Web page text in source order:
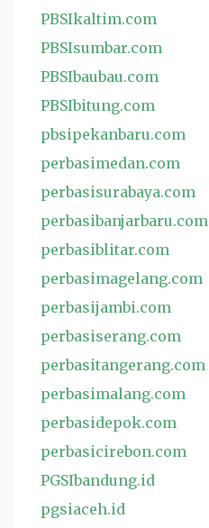
PBSIkaltim.com
PBSIsumbar.com
PBSIbaubau.com
PBSIbitung.com
pbsipekanbaru.com
perbasimedan.com
perbasisurabaya.com
perbasibanjarbaru.com
perbasiblitar.com
perbasimagelang.com
perbasijambi.com
perbasiserang.com
perbasitangerang.com
perbasimalang.com
perbasidepok.com
perbasicirebon.com
PGSIbandung.id
pgsiaceh.id